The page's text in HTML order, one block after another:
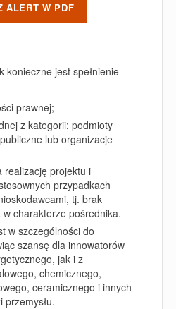
ALERT W PDF
konieczne jest spełnienie
prawnej;
z kategorii: podmioty
lub organizacje
realizację projektu i
przypadkach
tj. brak
w charakterze pośrednika.
w szczególności do
szansę dla innowatorów
jak i z
chemicznego,
ceramicznego i innych
przemysłu.